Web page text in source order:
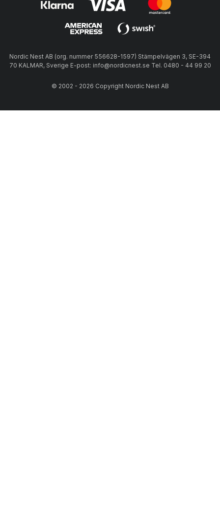
Nordic Nest AB (org. nummer 556628-1597) Stämpelvägen 3, SE-394
70 KALMAR, Sverige E-post: info@nordicnest.se Tel. 0480 - 44 99 20
© 2002 - 2026 Copyright Nordic Nest AB